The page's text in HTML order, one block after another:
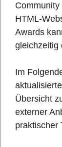
HTML-
Awards
gleichzeitig
Im
Übersicht
externer
praktischer